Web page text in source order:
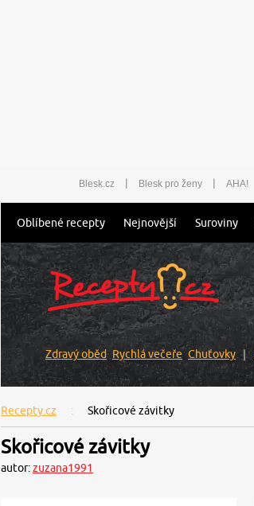
Blesk.cz | Blesk pro ženy | AHA!
Oblíbené recepty Nejnovější Suroviny
Zdravý oběd Rychlá večeře Chuťovky
Recepty.cz Skořicové závitky
Skořicové závitky
autor:zuzana1991